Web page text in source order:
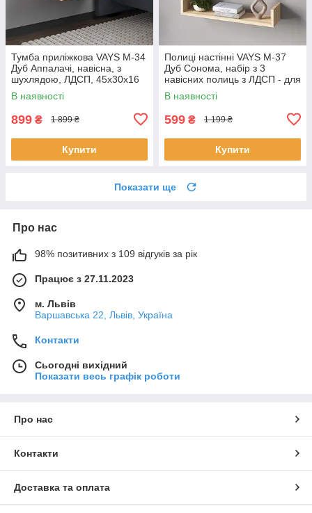
Тумба приліжкова VAYS M-34
Дуб Аппалачі, навісна, з
шухлядою, ЛДСП, 45х30х16
см – для спальні
В наявності
899 ₴ 1 899 ₴
Купити
Полиці настінні VAYS M-37
Дуб Сонома, набір з 3
навісних полиць з ЛДСП - для
дому, офісу, вітальні
В наявності
599 ₴ 1 199 ₴
Купити
Показати ще
Про нас
98% позитивних з 109 відгуків за рік
Працює з 27.11.2023
м. Львів
Варшавська 22, Львів, Україна
Контакти
Сьогодні вихідний
Показати весь графік роботи
Про нас
Контакти
Доставка та оплата